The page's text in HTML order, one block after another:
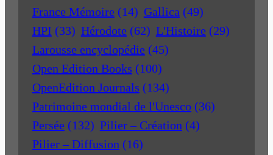
France Mémoire (14) Gallica (49)
HPI (33) Hérodote (62) L'Histoire (29)
Larousse encyclopédie (45)
Open Edition Books (100)
OpenEdition Journals (134)
Patrimoine mondial de l'Unesco (36)
Persée (132) Pilier – Création (4)
Pilier – Diffusion (16)